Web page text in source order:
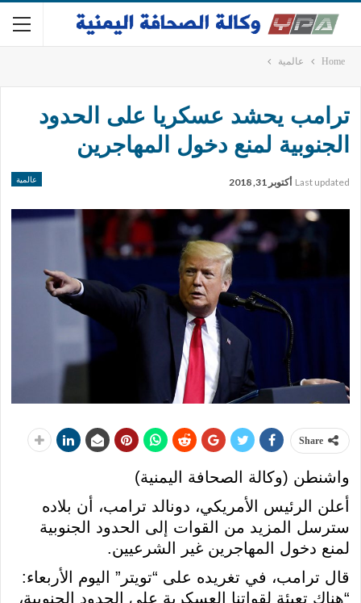
Home عالمية
ترامب يحشد عسكريا على الحدود
الجنوبية لمنع دخول المهاجرين
عالمية Last updated أكتوبر 31, 2018
Share
واشنطن (وكالة الصحافة اليمنية)
أعلن الرئيس الأمريكي، دونالد ترامب، أن بلاده
سترسل المزيد من القوات إلى الحدود الجنوبية
لمنع دخول المهاجرين غير الشرعيين.
قال ترامب، في تغريده على “تويتر” اليوم الأربعاء:
“هناك تعبئة لقواتنا العسكرية على الحدود الجنوبية،